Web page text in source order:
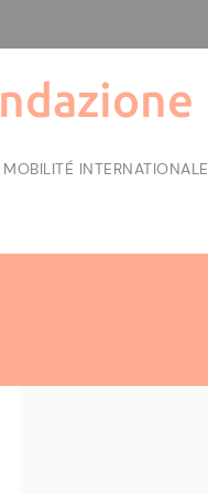
|
MOBILITÉ INTERNATIONALE